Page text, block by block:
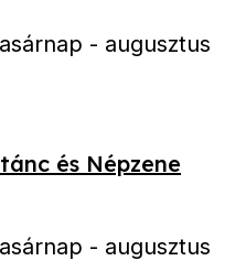
- augusztus
és Népzene
- augusztus